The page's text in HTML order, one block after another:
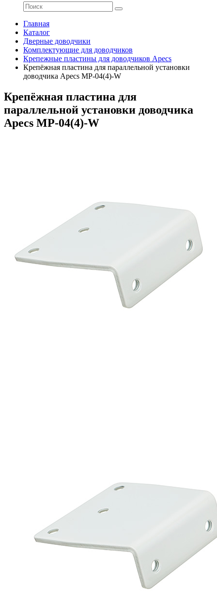
Главная
Каталог
Дверные доводчики
Комплектующие для доводчиков
Крепежные пластины для доводчиков Apecs
Крепёжная пластина для параллельной установки
доводчика Apecs MP-04(4)-W
Крепёжная пластина для
параллельной установки доводчика
Apecs MP-04(4)-W